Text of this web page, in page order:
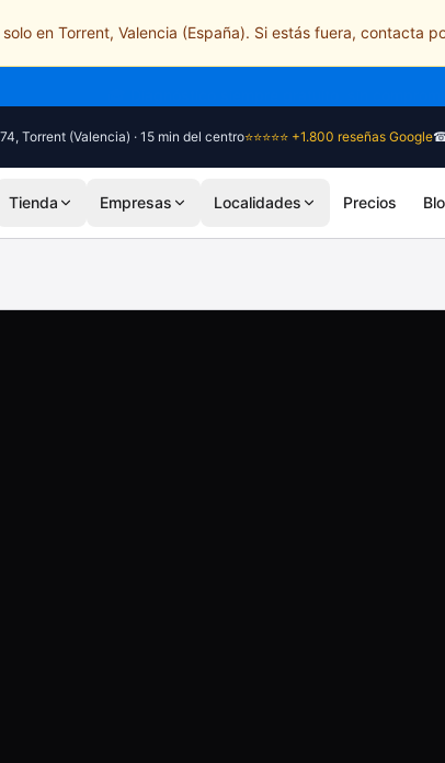
en Torrent, Valencia (España). Si estás fuera, contacta
Torrent (Valencia) · 15 min del centro⭐⭐⭐⭐⭐ +1.800 reseñas Google☎
Tienda Empresas Localidades Precios